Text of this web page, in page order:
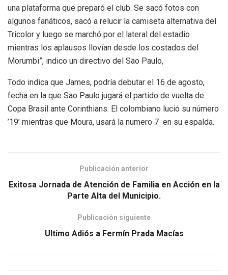
una plataforma que preparó el club. Se sacó fotos con
algunos fanáticos, sacó a relucir la camiseta alternativa del
Tricolor y luego se marchó por el lateral del estadio
mientras los aplausos llovían desde los costados del
Morumbi”, indico un directivo del Sao Paulo,
Todo indica que James, podría debutar el 16 de agosto,
fecha en la que Sao Paulo jugará el partido de vuelta de
Copa Brasil ante Corinthians. El colombiano lució su número
’19’ mientras que Moura, usará la numero 7 en su espalda.
Publicación anterior
Exitosa Jornada de Atención de Familia en Acción en la
Parte Alta del Municipio.
Publicación siguiente
Ultimo Adiós a Fermín Prada Macías